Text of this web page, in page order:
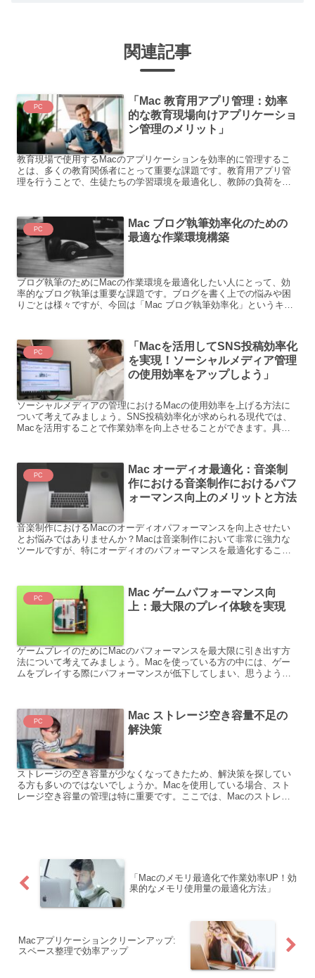
関連記事
PC
「Mac 教育用アプリ管理：効率
的な教育現場向けアプリケーショ
ン管理のメリット」
教育現場で使用するMacのアプリケーションを効率的に管理するこ
とは、多くの教育関係者にとって重要な課題です。教育用アプリ管
理を行うことで、生徒たちの学習環境を最適化し、教師の負荷を軽
PC
Mac ブログ執筆効率化のための
最適な作業環境構築
ブログ執筆のためにMacの作業環境を最適化したい人にとって、効
率的なブログ執筆は重要な課題です。ブログを書く上での悩みや困
りごとは様々ですが、今回は「Mac ブログ執筆効率化」というキー
PC
「Macを活用してSNS投稿効率化
を実現！ソーシャルメディア管理
の使用効率をアップしよう」
ソーシャルメディアの管理におけるMacの使用効率を上げる方法に
ついて考えてみましょう。SNS投稿効率化が求められる現代では、
Macを活用することで作業効率を向上させることができます。具体
PC
Mac オーディオ最適化：音楽制
作における音楽制作におけるパフ
ォーマンス向上のメリットと方法
音楽制作におけるMacのオーディオパフォーマンスを向上させたい
とお悩みではありませんか？Macは音楽制作において非常に強力な
ツールですが、特にオーディオのパフォーマンスを最適化すること
PC
Mac ゲームパフォーマンス向
上：最大限のプレイ体験を実現
ゲームプレイのためにMacのパフォーマンスを最大限に引き出す方
法について考えてみましょう。Macを使っている方の中には、ゲー
ムをプレイする際にパフォーマンスが低下してしまい、思うように
PC
Mac ストレージ空き容量不足の
解決策
ストレージの空き容量が少なくなってきたため、解決策を探してい
る方も多いのではないでしょうか。Macを使用している場合、スト
レージ空き容量の管理は特に重要です。ここでは、Macのストレー
「Macのメモリ最適化で作業効率UP！効
果的なメモリ使用量の最適化方法」
Macアプリケーションクリーンアップ:
スペース整理で効率アップ